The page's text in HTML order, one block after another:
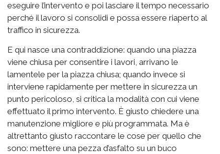
eseguire l’intervento e poi lasciare il tempo necessario
perché il lavoro si consolidi e possa essere riaperto al
traffico in sicurezza.
E qui nasce una contraddizione: quando una piazza
viene chiusa per consentire i lavori, arrivano le
lamentele per la piazza chiusa; quando invece si
interviene rapidamente per mettere in sicurezza un
punto pericoloso, si critica la modalità con cui viene
effettuato il primo intervento. È giusto chiedere una
manutenzione migliore e più programmata. Ma è
altrettanto giusto raccontare le cose per quello che
sono: mettere una pezza d’asfalto su un buco